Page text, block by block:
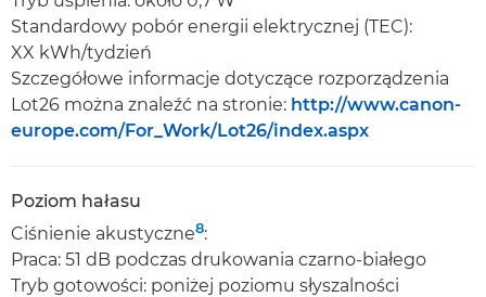
Standardowy pobór energii elektrycznej (TEC):
XX kWh/tydzień
Szczegółowe informacje dotyczące rozporządzenia
Lot26 można znaleźć na stronie: http://www.canon-
europe.com/For_Work/Lot26/index.aspx
Poziom hałasu
Ciśnienie akustyczne8:
Praca: 51 dB podczas drukowania czarno-białego
Tryb gotowości: poniżej poziomu słyszalności